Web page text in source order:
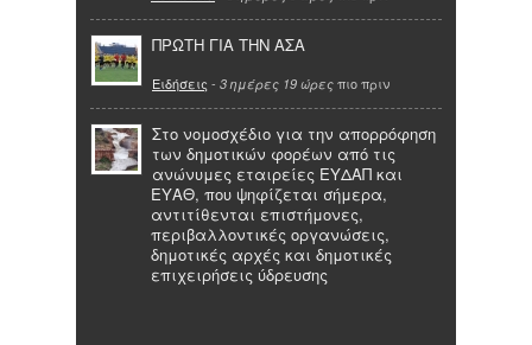
ΠΡΩΤΗ ΓΙΑ ΤΗΝ ΑΣΑ
Ειδήσεις - 3 ημέρες 19 ώρες πιο πριν
Στο νομοσχέδιο για την απορρόφηση
των δημοτικών φορέων από τις
ανώνυμες εταιρείες ΕΥΔΑΠ και
ΕΥΑΘ, που ψηφίζεται σήμερα,
αντιτίθενται επιστήμονες,
περιβαλλοντικές οργανώσεις,
δημοτικές αρχές και δημοτικές
επιχειρήσεις ύδρευσης